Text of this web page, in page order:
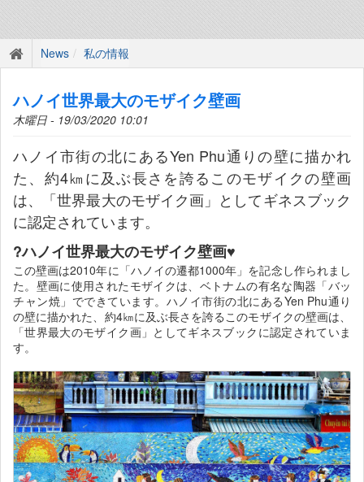
News 私の情報
ハノイ世界最大のモザイク壁画
木曜日 - 19/03/2020 10:01
ハノイ市街の北にあるYen Phu通りの壁に描かれ
た、約4㎞に及ぶ長さを誇るこのモザイクの壁画
は、「世界最大のモザイク画」としてギネスブック
に認定されています。
?ハノイ世界最大のモザイク壁画♥
この壁画は2010年に「ハノイの遷都1000年」を記念し作られまし
た。壁画に使用されたモザイクは、ベトナムの有名な陶器「バッ
チャン焼」でできています。ハノイ市街の北にあるYen Phu通り
の壁に描かれた、約4㎞に及ぶ長さを誇るこのモザイクの壁画は、
「世界最大のモザイク画」としてギネスブックに認定されていま
す。